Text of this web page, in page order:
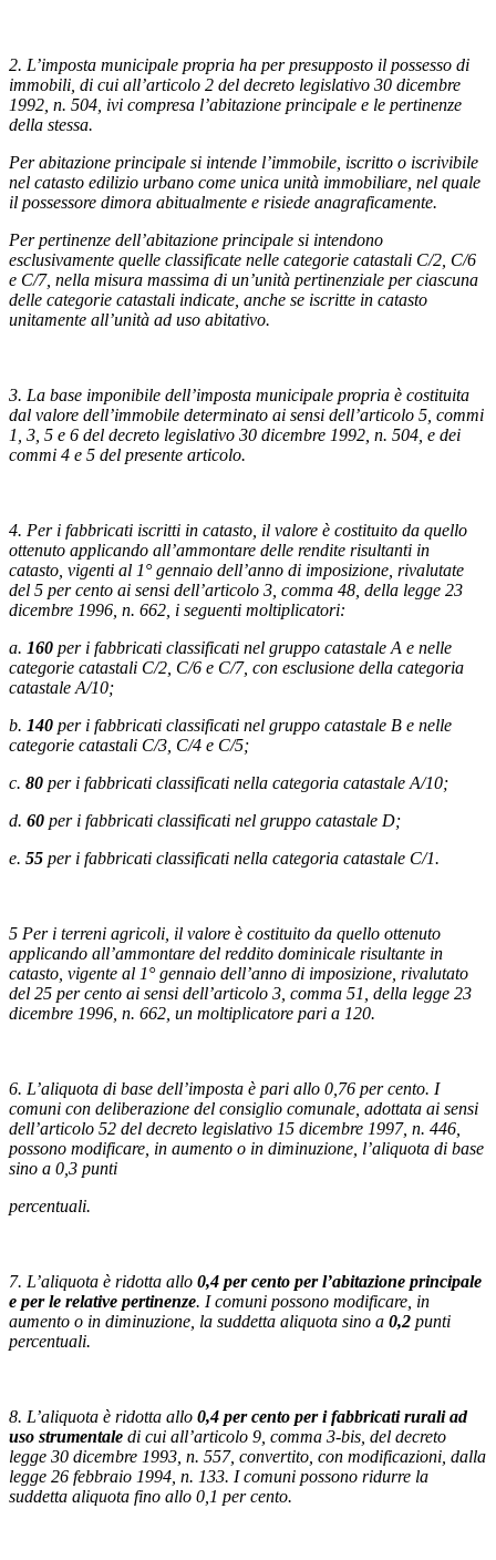
2. L’imposta municipale propria ha per presupposto il possesso di
immobili, di cui all’articolo 2 del decreto legislativo 30 dicembre
1992, n. 504, ivi compresa l’abitazione principale e le pertinenze
della stessa.
Per abitazione principale si intende l’immobile, iscritto o iscrivibile
nel catasto edilizio urbano come unica unità immobiliare, nel quale
il possessore dimora abitualmente e risiede anagraficamente.
Per pertinenze dell’abitazione principale si intendono
esclusivamente quelle classificate nelle categorie catastali C/2, C/6
e C/7, nella misura massima di un’unità pertinenziale per ciascuna
delle categorie catastali indicate, anche se iscritte in catasto
unitamente all’unità ad uso abitativo.
3. La base imponibile dell’imposta municipale propria è costituita
dal valore dell’immobile determinato ai sensi dell’articolo 5, commi
1, 3, 5 e 6 del decreto legislativo 30 dicembre 1992, n. 504, e dei
commi 4 e 5 del presente articolo.
4. Per i fabbricati iscritti in catasto, il valore è costituito da quello
ottenuto applicando all’ammontare delle rendite risultanti in
catasto, vigenti al 1° gennaio dell’anno di imposizione, rivalutate
del 5 per cento ai sensi dell’articolo 3, comma 48, della legge 23
dicembre 1996, n. 662, i seguenti moltiplicatori:
a. 160 per i fabbricati classificati nel gruppo catastale A e nelle
categorie catastali C/2, C/6 e C/7, con esclusione della categoria
catastale A/10;
b. 140 per i fabbricati classificati nel gruppo catastale B e nelle
categorie catastali C/3, C/4 e C/5;
c. 80 per i fabbricati classificati nella categoria catastale A/10;
d. 60 per i fabbricati classificati nel gruppo catastale D;
e. 55 per i fabbricati classificati nella categoria catastale C/1.
5 Per i terreni agricoli, il valore è costituito da quello ottenuto
applicando all’ammontare del reddito dominicale risultante in
catasto, vigente al 1° gennaio dell’anno di imposizione, rivalutato
del 25 per cento ai sensi dell’articolo 3, comma 51, della legge 23
dicembre 1996, n. 662, un moltiplicatore pari a 120.
6. L’aliquota di base dell’imposta è pari allo 0,76 per cento. I
comuni con deliberazione del consiglio comunale, adottata ai sensi
dell’articolo 52 del decreto legislativo 15 dicembre 1997, n. 446,
possono modificare, in aumento o in diminuzione, l’aliquota di base
sino a 0,3 punti
percentuali.
7. L’aliquota è ridotta allo 0,4 per cento per l’abitazione principale
e per le relative pertinenze. I comuni possono modificare, in
aumento o in diminuzione, la suddetta aliquota sino a 0,2 punti
percentuali.
8. L’aliquota è ridotta allo 0,4 per cento per i fabbricati rurali ad
uso strumentale di cui all’articolo 9, comma 3-bis, del decreto
legge 30 dicembre 1993, n. 557, convertito, con modificazioni, dalla
legge 26 febbraio 1994, n. 133. I comuni possono ridurre la
suddetta aliquota fino allo 0,1 per cento.